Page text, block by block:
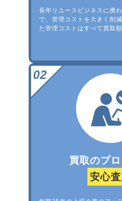
長年リユースビジネスに携
で、管理コストを大きく削
た管理コストはすべて買取
買取のプ
安心